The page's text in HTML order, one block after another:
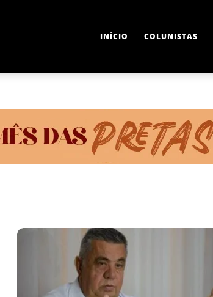
INÍCIO COLUNISTAS